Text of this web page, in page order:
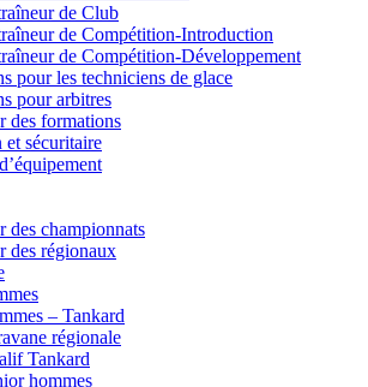
de Club
de Compétition-Introduction
de Compétition-Développement
pour les techniciens de glace
pour arbitres
des formations
et sécuritaire
des championnats
des régionaux
– Tankard
régionale
Tankard
hommes